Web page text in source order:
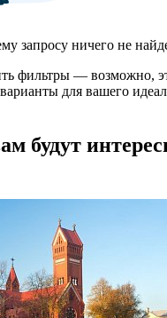
запросу ничего не
фильтры — возможно,
для вашего
будут